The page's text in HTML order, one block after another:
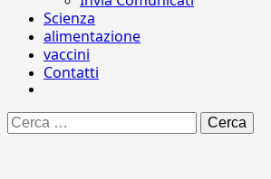
Scienza
alimentazione
vaccini
Contatti
Ricerca
per: